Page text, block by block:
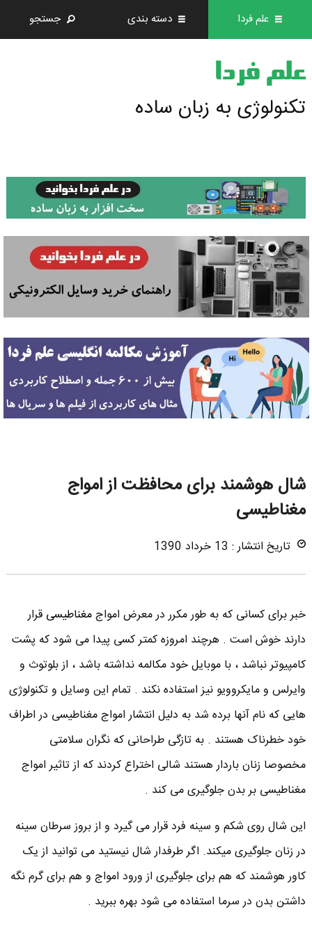
علم فردا دسته بندی جستجو
علم فردا
تکنولوژی به زبان ساده
شال هوشمند برای محافظت از امواج
مغناطیسی
تاریخ انتشار : 13 خرداد 1390
خبر برای کسانی که به طور مکرر در معرض امواجمغناطیسی قرار
دارند خوش است . هرچند امروزه کمتر کسی پیدا می شود که پشت
کامپیوتر نباشد ، با موبایل خود مکالمه نداشته باشد ، از بلوتوث و
وایرلس و مایکروویو نیز استفاده نکند . تمام این وسایل و تکنولوژی
هایی که نام آنها برده شد به دلیل انتشار امواج مغناطیسی در اطراف
خود خطرناک هستند . به تازگی طراحانی که نگران سلامتی
مخصوصا زنان باردار هستند شالی اختراع کردند که از تاثیر امواج
مغناطیسی بر بدن جلوگیری می کند .
این شال روی شکم و سینه فرد قرار می گیرد و از بروز سرطان سینه
در زنان جلوگیری میکند. اگر طرفدار شال نیستید می توانید از یک
کاور هوشمند که هم برای جلوگیری از ورود امواج و هم برای گرم نگه
داشتن بدن در سرما استفاده می شود بهره ببرید .